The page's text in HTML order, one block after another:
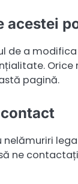
acestei
de a
Orice
pagină.
nelămuriri
ne